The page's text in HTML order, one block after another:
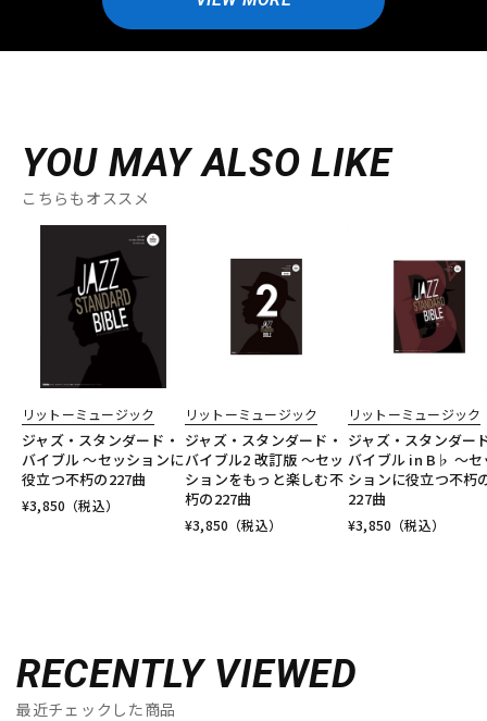
YOU MAY ALSO LIKE
こちらもオススメ
リットーミュージック
ジャズ・スタンダード・
バイブル ～セッションに
役立つ不朽の227曲
¥3,850 （税込）
リットーミュージック
ジャズ・スタンダード・
バイブル2 改訂版 ～セッ
ションをもっと楽しむ不
朽の227曲
¥3,850 （税込）
リットーミュージック
ジャズ・スタンダー
バイブル in B♭ ～セ
ションに役立つ不朽
227曲
¥3,850 （税込）
RECENTLY VIEWED
最近チェックした商品